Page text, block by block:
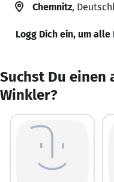
Chemnitz,
Logg Dich ein, um alle
Suchst Du einen
Winkler?